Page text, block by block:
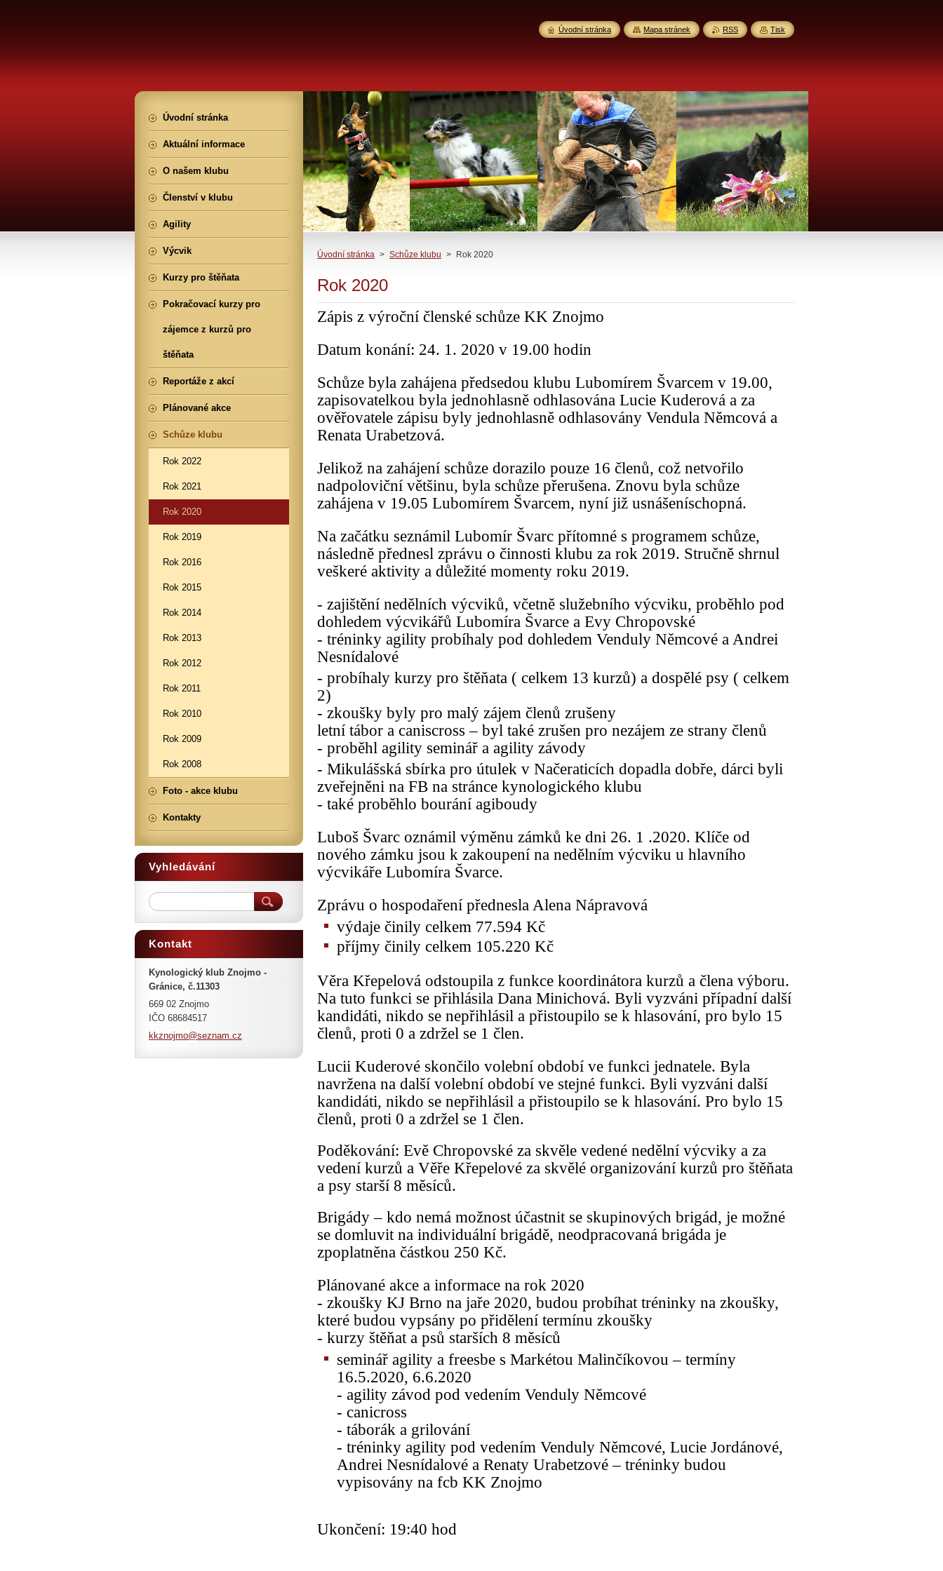
Úvodní stránka > Schůze klubu > Rok 2020
Rok 2020
Zápis z výroční členské schůze KK Znojmo
Datum konání: 24. 1. 2020 v 19.00 hodin
Schůze byla zahájena předsedou klubu Lubomírem Švarcem v 19.00,
zapisovatelkou byla jednohlasně odhlasována Lucie Kuderová a za
ověřovatele zápisu byly jednohlasně odhlasovány Vendula Němcová a
Renata Urabetzová.
Jelikož na zahájení schůze dorazilo pouze 16 členů, což netvořilo
nadpoloviční většinu, byla schůze přerušena. Znovu byla schůze
zahájena v 19.05 Lubomírem Švarcem, nyní již usnášeníschopná.
Na začátku seznámil Lubomír Švarc přítomné s programem schůze,
následně přednesl zprávu o činnosti klubu za rok 2019. Stručně shrnul
veškeré aktivity a důležité momenty roku 2019.
- zajištění nedělních výcviků, včetně služebního výcviku, proběhlo pod
dohledem výcvikářů Lubomíra Švarce a Evy Chropovské
- tréninky agility probíhaly pod dohledem Venduly Němcové a Andrei
Nesnídalové
- probíhaly kurzy pro štěňata ( celkem 13 kurzů) a dospělé psy ( celkem
2)
- zkoušky byly pro malý zájem členů zrušeny
letní tábor a caniscross – byl také zrušen pro nezájem ze strany členů
- proběhl agility seminář a agility závody
- Mikulášská sbírka pro útulek v Načeraticích dopadla dobře, dárci byli
zveřejněni na FB na stránce kynologického klubu
- také proběhlo bourání agiboudy
Luboš Švarc oznámil výměnu zámků ke dni 26. 1 .2020. Klíče od
nového zámku jsou k zakoupení na nedělním výcviku u hlavního
výcvikáře Lubomíra Švarce.
Zprávu o hospodaření přednesla Alena Nápravová
výdaje činily celkem 77.594 Kč
příjmy činily celkem 105.220 Kč
Věra Křepelová odstoupila z funkce koordinátora kurzů a člena výboru.
Na tuto funkci se přihlásila Dana Minichová. Byli vyzváni případní další
kandidáti, nikdo se nepřihlásil a přistoupilo se k hlasování, pro bylo 15
členů, proti 0 a zdržel se 1 člen.
Lucii Kuderové skončilo volební období ve funkci jednatele. Byla
navržena na další volební období ve stejné funkci. Byli vyzváni další
kandidáti, nikdo se nepřihlásil a přistoupilo se k hlasování. Pro bylo 15
členů, proti 0 a zdržel se 1 člen.
Poděkování: Evě Chropovské za skvěle vedené nedělní výcviky a za
vedení kurzů a Věře Křepelové za skvělé organizování kurzů pro štěňata
a psy starší 8 měsíců.
Brigády – kdo nemá možnost účastnit se skupinových brigád, je možné
se domluvit na individuální brigádě, neodpracovaná brigáda je
zpoplatněna částkou 250 Kč.
Plánované akce a informace na rok 2020
- zkoušky KJ Brno na jaře 2020, budou probíhat tréninky na zkoušky,
které budou vypsány po přidělení termínu zkoušky
- kurzy štěňat a psů starších 8 měsíců
seminář agility a freesbe s Markétou Malinčíkovou – termíny
16.5.2020, 6.6.2020
- agility závod pod vedením Venduly Němcové
- canicross
- táborák a grilování
- tréninky agility pod vedením Venduly Němcové, Lucie Jordánové,
Andrei Nesnídalové a Renaty Urabetzové – tréninky budou
vypisovány na fcb KK Znojmo
Ukončení: 19:40 hod
Úvodní stránka
Aktuální informace
O našem klubu
Členství v klubu
Agility
Výcvik
Kurzy pro štěňata
Pokračovací kurzy pro
zájemce z kurzů pro
štěňata
Reportáže z akcí
Plánované akce
Schůze klubu
Rok 2022
Rok 2021
Rok 2020
Rok 2019
Rok 2016
Rok 2015
Rok 2014
Rok 2013
Rok 2012
Rok 2011
Rok 2010
Rok 2009
Rok 2008
Foto - akce klubu
Kontakty
Vyhledávání
Kontakt
Kynologický klub Znojmo -
Gránice, č.11303
669 02 Znojmo
IČO 68684517
kkznojmo@seznam.cz
Úvodní stránka Mapa stránek RSS Tisk